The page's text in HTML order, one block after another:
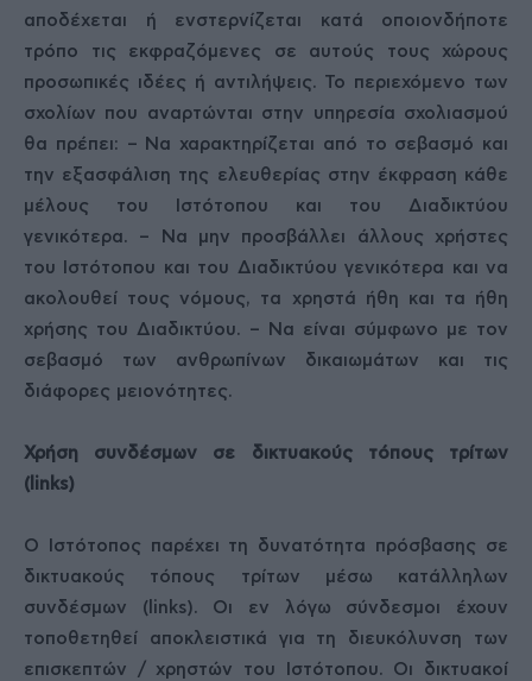
αποδέχεται ή ενστερνίζεται κατά οποιονδήποτε
τρόπο τις εκφραζόμενες σε αυτούς τους χώρους
προσωπικές ιδέες ή αντιλήψεις. Το περιεχόμενο των
σχολίων που αναρτώνται στην υπηρεσία σχολιασμού
θα πρέπει: – Να χαρακτηρίζεται από το σεβασμό και
την εξασφάλιση της ελευθερίας στην έκφραση κάθε
μέλους του Ιστότοπου και του Διαδικτύου
γενικότερα. – Να μην προσβάλλει άλλους χρήστες
του Ιστότοπου και του Διαδικτύου γενικότερα και να
ακολουθεί τους νόμους, τα χρηστά ήθη και τα ήθη
χρήσης του Διαδικτύου. – Να είναι σύμφωνο με τον
σεβασμό των ανθρωπίνων δικαιωμάτων και τις
διάφορες μειονότητες.
Χρήση συνδέσμων σε δικτυακούς τόπους τρίτων
(links)
Ο Ιστότοπος παρέχει τη δυνατότητα πρόσβασης σε
δικτυακούς τόπους τρίτων μέσω κατάλληλων
συνδέσμων (links). Οι εν λόγω σύνδεσμοι έχουν
τοποθετηθεί αποκλειστικά για τη διευκόλυνση των
επισκεπτών / χρηστών του Ιστότοπου. Οι δικτυακοί